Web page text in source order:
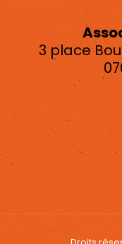
3 place